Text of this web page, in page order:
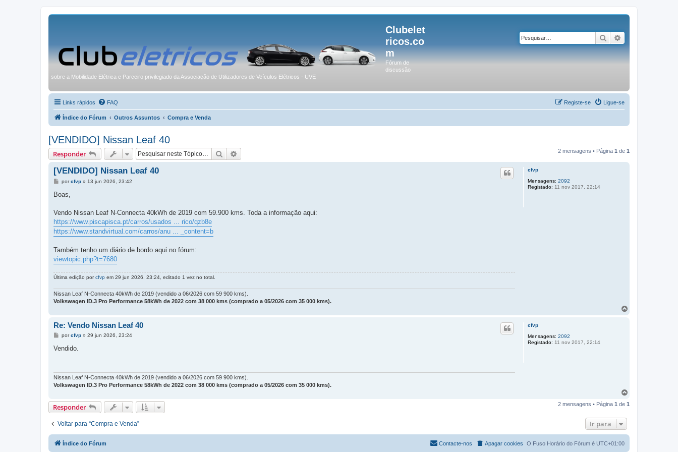
Clubelet
ricos.co
m
Fórum de
discussão
sobre a Mobilidade Elétrica e Parceiro privilegiado da Associação de Utilizadores de Veículos Elétricos - UVE
Pesquisar
Links rápidos FAQ Ligue-se
Registe-se
Índice do Fórum Outros Assuntos Compra e Venda
[VENDIDO] Nissan Leaf 40
Responder Pesquisar 2 mensagens • Página 1 de 1
cfvp
Mensagens: 2092
Registado: 11 nov 2017, 22:14
[VENDIDO] Nissan Leaf 40
M
n
g
m
porcfvp» 13 jun 2026, 23:42
Boas,
Vendo Nissan Leaf N-Connecta 40kWh de 2019 com 59.900 kms. Toda a informação aqui:
https://www.piscapisca.pt/carros/usados ... rico/qzb8e
https://www.standvirtual.com/carros/anu ... _content=b
Também tenho um diário de bordo aqui no fórum:
viewtopic.php?t=7680
Última edição porcfvp em 29 jun 2026, 23:24, editado 1 vez no total.
Nissan Leaf N-Connecta 40kWh de 2019 (vendido a 06/2026 com 59 900 kms).
Volkswagen ID.3 Pro Performance 58kWh de 2022 com 38 000 kms (comprado a 05/2026 com 35 000 kms).
cfvp
Mensagens: 2092
Registado: 11 nov 2017, 22:14
Re: Vendo Nissan Leaf 40
M
n
m
porcfvp» 29 jun 2026, 23:24
Vendido.
Nissan Leaf N-Connecta 40kWh de 2019 (vendido a 06/2026 com 59 900 kms).
Volkswagen ID.3 Pro Performance 58kWh de 2022 com 38 000 kms (comprado a 05/2026 com 35 000 kms).
p
Responder 2 mensagens • Página 1 de 1
Voltar para “Compra e Venda” Ir para
Índice do Fórum O Fuso Horário do Fórum é UTC+01:00
Apagar cookies
Contacte-nos